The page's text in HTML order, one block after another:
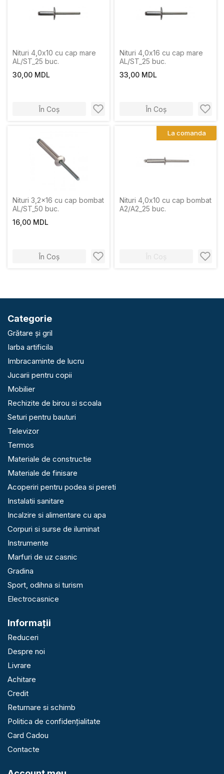
Nituri 4,0x10 cu cap mare
AL/ST_25 buc.
30,00 MDL
În Coș
Nituri 4,0x16 cu cap mare
AL/ST_25 buc.
33,00 MDL
În Coș
Nituri 3,2x16 cu cap bombat
AL/ST_50 buc.
16,00 MDL
În Coș
Nituri 4,0х10 cu cap bombat
A2/A2_25 buc.
În Coș
La comanda
Categorie
Grătare și gril
Iarba artificila
Imbracaminte de lucru
Jucarii pentru copii
Mobilier
Rechizite de birou si scoala
Seturi pentru bauturi
Televizor
Termos
Materiale de constructie
Materiale de finisare
Acoperiri pentru podea si pereti
Instalatii sanitare
Incalzire si alimentare cu apa
Corpuri si surse de iluminat
Instrumente
Marfuri de uz casnic
Gradina
Sport, odihna si turism
Electrocasnice
Informaţii
Reduceri
Despre noi
Livrare
Achitare
Credit
Returnare si schimb
Politica de confidențialitate
Card Cadou
Contacte